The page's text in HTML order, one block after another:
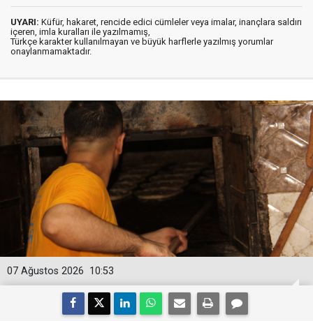
UYARI: Küfür, hakaret, rencide edici cümleler veya imalar, inançlara saldırı
içeren, imla kuralları ile yazılmamış,
Türkçe karakter kullanılmayan ve büyük harflerle yazılmış yorumlar
onaylanmamaktadır.
10:53
07 Ağustos 2026